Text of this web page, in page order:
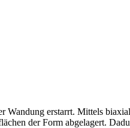
Wandung erstarrt. Mittels
der Form abgelagert.